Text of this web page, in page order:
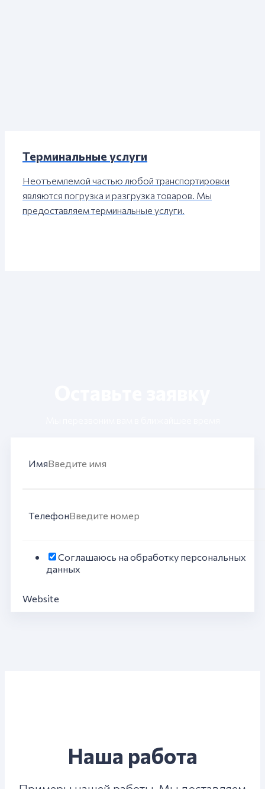
Терминальные услуги
Неотъемлемой частью любой транспортировки
являются погрузка и разгрузка товаров. Мы
предоставляем терминальные услуги.
Имя
Телефон
Соглашаюсь на обработку персональных
данных
Website
Наша работа